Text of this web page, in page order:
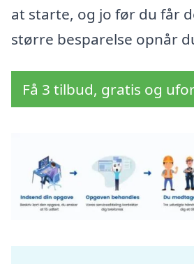
at starte, og jo før du får
større besparelse opnår
Få 3 tilbud, gratis og